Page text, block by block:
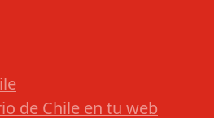
de Chile en tu web